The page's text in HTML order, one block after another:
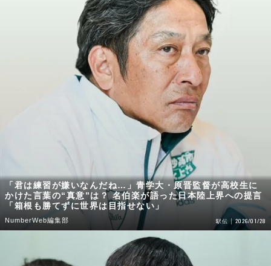
「君は練習が嫌いなんだね…」青学大・原晋監督が高校生に
かけた言葉の“真意”は？ 名伯楽が語った日本陸上界への提言
「箱根も勝てずに世界は目指せない」
NumberWeb編集部 駅伝 2026/01/28